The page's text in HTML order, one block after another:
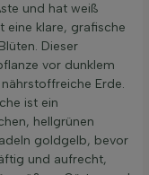
und hat weiß
eine klare, grafische
Dieser
vor dunklem
Erde.
ist ein
hellgrünen
goldgelb, bevor
und aufrecht,